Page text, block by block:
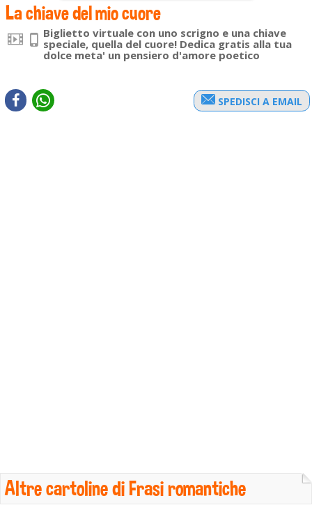
La chiave del mio cuore
Biglietto virtuale con uno scrigno e una chiave
speciale, quella del cuore! Dedica gratis alla tua
dolce meta' un pensiero d'amore poetico
SPEDISCI A EMAIL
Altre cartoline di Frasi romantiche